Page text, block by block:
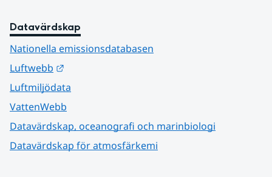
Datavärdskap
Nationella emissionsdatabasen
Luftwebb
Luftmiljödata
VattenWebb
Datavärdskap, oceanografi och marinbiologi
Datavärdskap för atmosfärkemi